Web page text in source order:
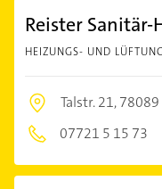
Reister
HEIZUNGS- UND
Talstr. 21,
07721 5 15 73